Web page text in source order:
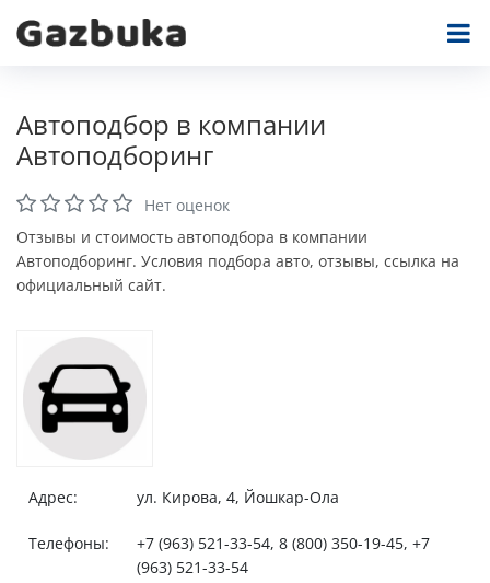
Автоподбор в компании
Автоподборинг
Нет оценок
Отзывы и стоимость автоподбора в компании
Автоподборинг. Условия подбора авто, отзывы, ссылка на
официальный сайт.
Адрес: ул. Кирова, 4, Йошкар-Ола
Телефоны:
+7 (963) 521-33-54, 8 (800) 350-19-45, +7
(963) 521-33-54